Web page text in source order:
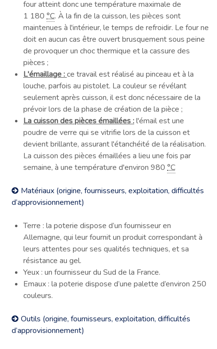
four atteint donc une température maximale de
1 180 °C. À la fin de la cuisson, les pièces sont
maintenues à l'intérieur, le temps de refroidir. Le four ne
doit en aucun cas être ouvert brusquement sous peine
de provoquer un choc thermique et la cassure des
pièces ;
L'émaillage :ce travail est réalisé au pinceau et à la
louche, parfois au pistolet. La couleur se révélant
seulement après cuisson, il est donc nécessaire de la
prévoir lors de la phase de création de la pièce ;
La cuisson des pièces émaillées :l'émail est une
poudre de verre qui se vitrifie lors de la cuisson et
devient brillante, assurant l'étanchéité de la réalisation.
La cuisson des pièces émaillées a lieu une fois par
semaine, à une température d'environ 980 °C
Matériaux (origine, fournisseurs, exploitation, difficultés
d’approvisionnement)
Terre : la poterie dispose d’un fournisseur en
Allemagne, qui leur fournit un produit correspondant à
leurs attentes pour ses qualités techniques, et sa
résistance au gel.
Yeux : un fournisseur du Sud de la France.
Emaux : la poterie dispose d’une palette d’environ 250
couleurs.
Outils (origine, fournisseurs, exploitation, difficultés
d’approvisionnement)